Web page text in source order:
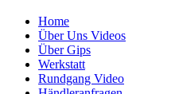
Home
Über Uns Videos
Über Gips
Werkstatt
Rundgang Video